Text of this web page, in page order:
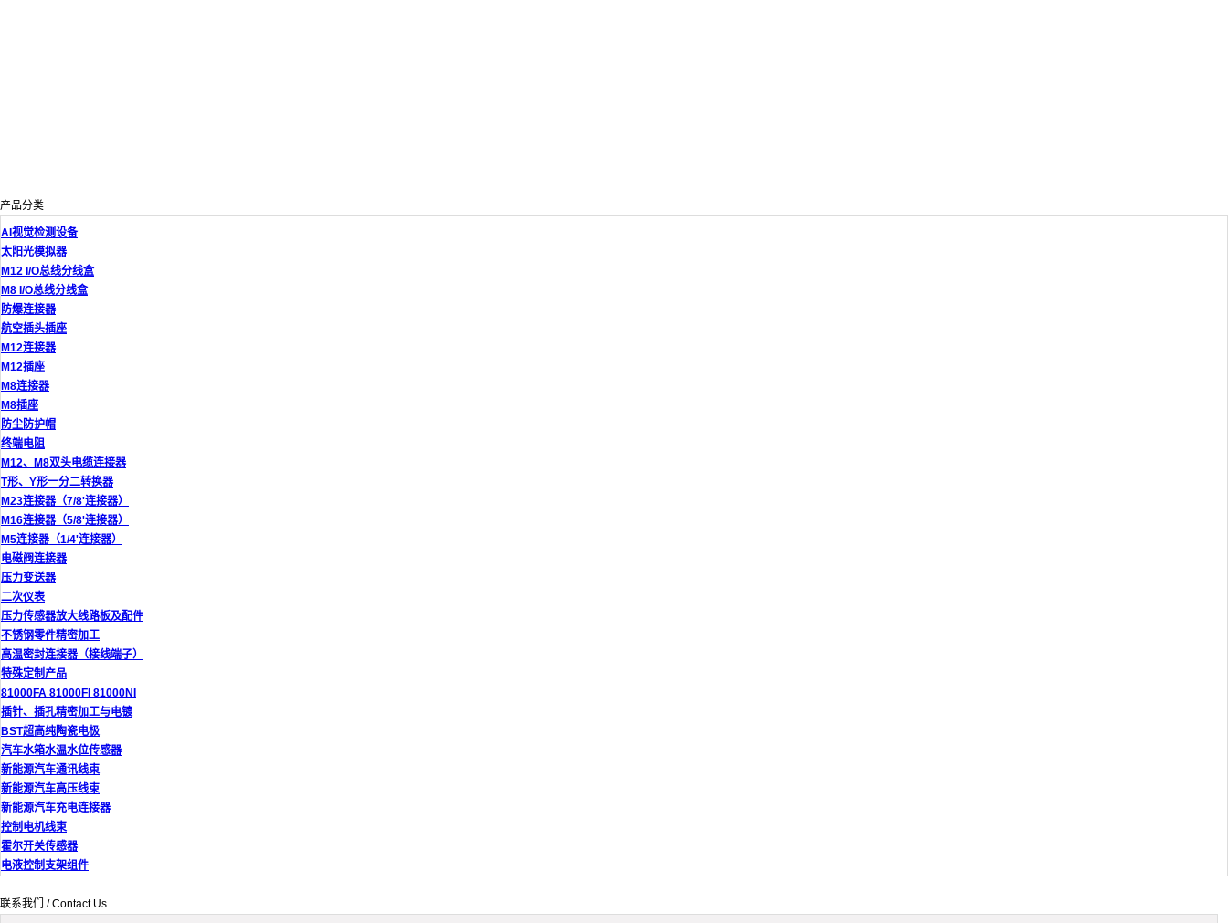
产品分类
AI视觉检测设备
太阳光模拟器
M12 I/O总线分线盒
M8 I/O总线分线盒
防爆连接器
航空插头插座
M12连接器
M12插座
M8连接器
M8插座
防尘防护帽
终端电阻
M12、M8双头电缆连接器
T形、Y形一分二转换器
M23连接器（7/8'连接器）
M16连接器（5/8'连接器）
M5连接器（1/4'连接器）
电磁阀连接器
压力变送器
二次仪表
压力传感器放大线路板及配件
不锈钢零件精密加工
高温密封连接器（接线端子）
特殊定制产品
81000FA 81000FI 81000NI
插针、插孔精密加工与电镀
BST超高纯陶瓷电极
汽车水箱水温水位传感器
新能源汽车通讯线束
新能源汽车高压线束
新能源汽车充电连接器
控制电机线束
霍尔开关传感器
电液控制支架组件
联系我们 / Contact Us